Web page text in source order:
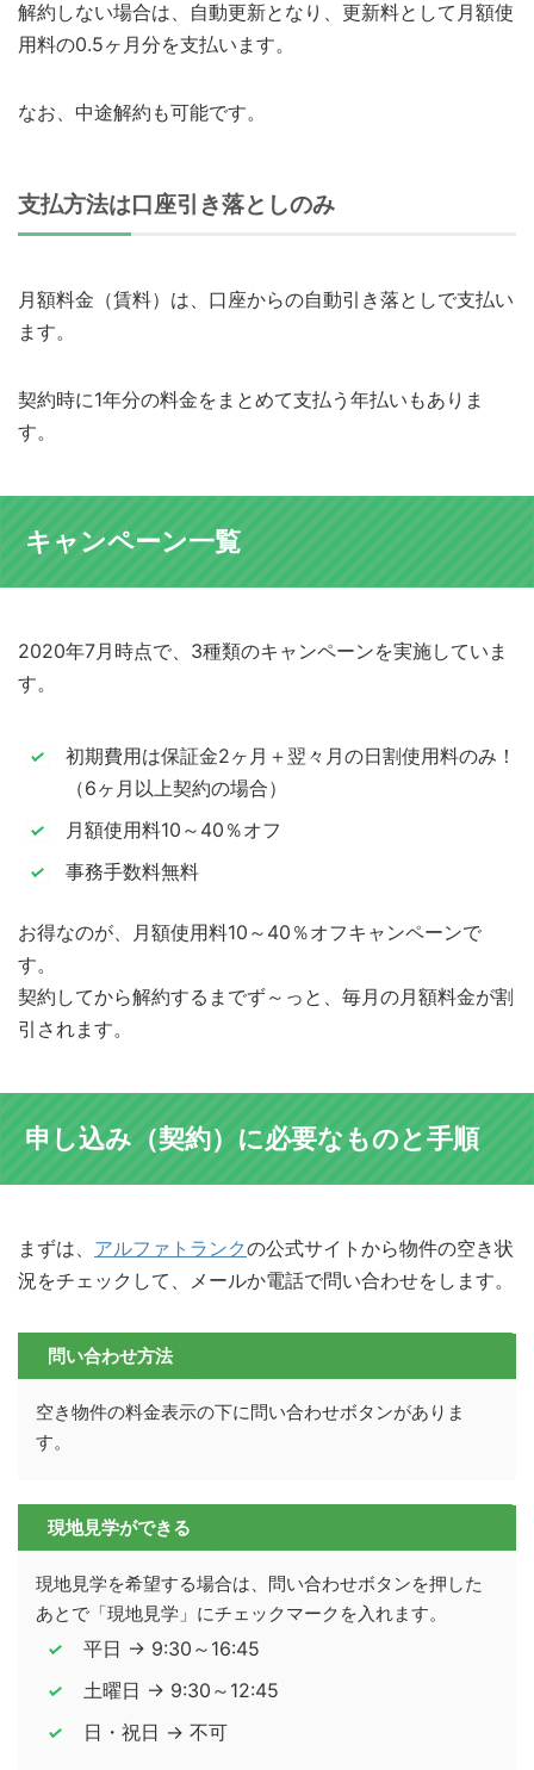
解約しない場合は、自動更新となり、更新料として月額使
用料の0.5ヶ月分を支払います。
なお、中途解約も可能です。
支払方法は口座引き落としのみ
月額料金（賃料）は、口座からの自動引き落としで支払い
ます。
契約時に1年分の料金をまとめて支払う年払いもありま
す。
キャンペーン一覧
2020年7月時点で、3種類のキャンペーンを実施していま
す。
初期費用は保証金2ヶ月＋翌々月の日割使用料のみ！
（6ヶ月以上契約の場合）
月額使用料10～40％オフ
事務手数料無料
お得なのが、月額使用料10～40％オフキャンペーンで
す。
契約してから解約するまでず～っと、毎月の月額料金が割
引されます。
申し込み（契約）に必要なものと手順
まずは、 アルファトランクの公式サイトから物件の空き状
況をチェックして、メールか電話で問い合わせをします。
問い合わせ方法
空き物件の料金表示の下に問い合わせボタンがありま
す。
現地見学ができる
現地見学を希望する場合は、問い合わせボタンを押した
あとで「現地見学」にチェックマークを入れます。
平日 → 9:30～16:45
土曜日 → 9:30～12:45
日・祝日 → 不可